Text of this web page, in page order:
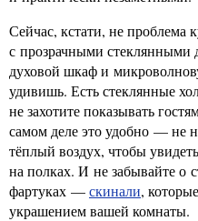
Сейчас, кстати, не проблема
с прозрачными стеклянными
духовой шкаф и
удивишь. Есть стеклянные
не захотите показывать
самом деле это удобно — не
тёплый воздух, чтобы
на полках. И не забывайте о
фартуках —скинали,
украшением вашей комнаты.